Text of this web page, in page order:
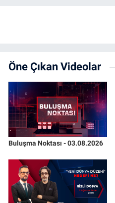
Öne Çıkan Videolar
Buluşma Noktası - 03.08.2026